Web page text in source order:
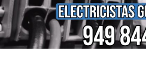
Skip
to
content